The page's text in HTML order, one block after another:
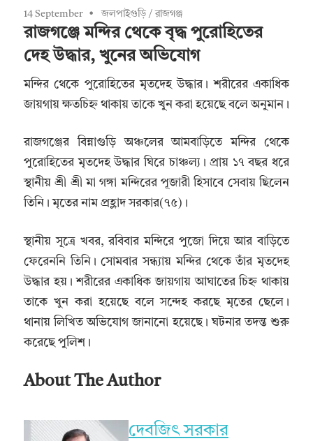
14 September জলপাইগুড়ি /রাজগঞ্জ
রাজগঞ্জে মন্দির থেকে বৃদ্ধ পুরোহিতের
দেহ উদ্ধার, খুনের অভিযোগ
মন্দির থেকে পুরোহিতের মৃতদেহ উদ্ধার। শরীরের একাধিক
জায়গায় ক্ষতচিহ্ন থাকায় তাকে খুন করা হয়েছে বলে অনুমান।
রাজগঞ্জের বিন্নাগুড়ি অঞ্চলের আমবাড়িতে মন্দির থেকে
পুরোহিতের মৃতদেহ উদ্ধার ঘিরে চাঞ্চল্য। প্রায় ১৭ বছর ধরে
স্থানীয় শ্রী শ্রী মা গঙ্গা মন্দিরের পূজারী হিসাবে সেবায় ছিলেন
তিনি। মৃতের নাম প্রহ্লাদ সরকার(৭৫)।
স্থানীয় সূত্রে খবর, রবিবার মন্দিরে পুজো দিয়ে আর বাড়িতে
ফেরেননি তিনি। সোমবার সন্ধ্যায় মন্দির থেকে তাঁর মৃতদেহ
উদ্ধার হয়। শরীরের একাধিক জায়গায় আঘাতের চিহ্ন থাকায়
তাকে খুন করা হয়েছে বলে সন্দেহ করছে মৃতের ছেলে।
থানায় লিখিত অভিযোগ জানানো হয়েছে। ঘটনার তদন্ত শুরু
করেছে পুলিশ।
About The Author
দেবজিৎ সরকার